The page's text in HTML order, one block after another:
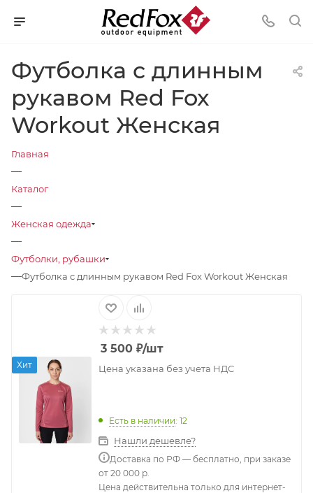
Футболка с длинным
рукавом Red Fox
Workout Женская
Главная
—
Каталог
—
Женская одежда
—
Футболки, рубашки
—Футболка с длинным рукавом Red Fox Workout Женская
Хит
3 500 ₽/шт
Цена указана без учета НДС
Есть в наличии: 12
Нашли дешевле?
Доставка по РФ — бесплатно, при заказе
от 20 000 р.
Цена действительна только для интернет-